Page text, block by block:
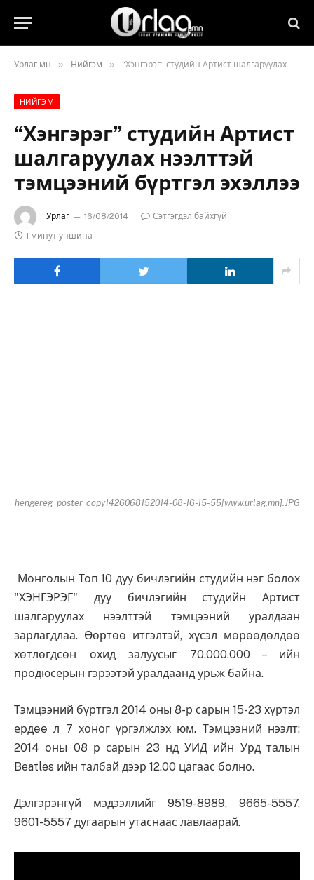
Урлаг.мн » Нийгэм » “Хэнгэрэг” студийн Артист шалгаруулах нээлттэй тэмцээний бүртгэл эхэллээ
НИЙГЭМ
“Хэнгэрэг” студийн Артист
шалгаруулах нээлттэй
тэмцээний бүртгэл эхэллээ
Урлаг 16/08/2014
Сэтгэгдэл байхгүй
1 минут уншина
hengereg_poster_copy1426068152014-08-16-15-55[www.urlag.mn].JPG
Монголын Топ 10 дуу бичлэгийн студийн нэг болох
"ХЭНГЭРЭГ" дуу бичлэгийн студийн Артист
шалгаруулах нээлттэй тэмцээний уралдаан
зарлагдлаа. Өөртөө итгэлтэй, хүсэл мөрөөдөлдөө
хөтлөгдсөн охид залуусыг 70.000.000 – ийн
продюсерын гэрээтэй уралдаанд урьж байна.
Тэмцээний бүртгэл 2014 оны 8-р сарын 15-23 хүртэл
ердөө л 7 хоног үргэлжлэх юм. Тэмцээний нээлт:
2014 оны 08 р сарын 23 нд УИД ийн Урд талын
Beatles ийн талбай дээр 12.00 цагаас болно.
Дэлгэрэнгүй мэдээллийг 9519-8989, 9665-5557,
9601-5557 дугаарын утаснаас лавлаарай.